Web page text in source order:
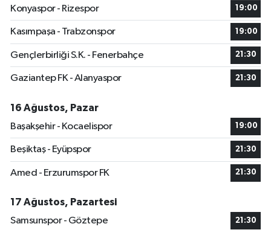
Konyaspor - Rizespor
19:00
Kasımpaşa - Trabzonspor 19:00
Gençlerbirliği S.K. - Fenerbahçe 21:30
Gaziantep FK - Alanyaspor 21:30
16 Ağustos, Pazar
Başakşehir - Kocaelispor
19:00
Beşiktaş - Eyüpspor 21:30
Amed - Erzurumspor FK 21:30
17 Ağustos, Pazartesi
Samsunspor - Göztepe
21:30